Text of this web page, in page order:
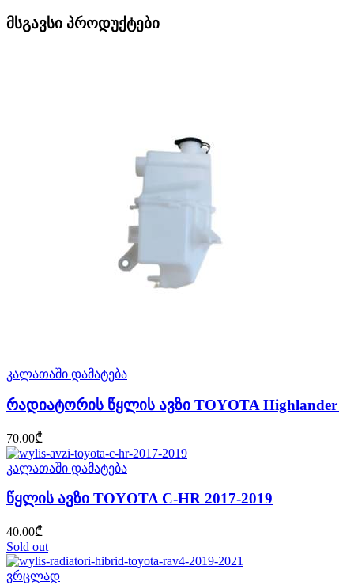
C-
HR
მსგავსი პროდუქტები
კალათაში დამატება
რადიატორის წყლის ავზი TOYOTA Highlander
70.00₾
კალათაში დამატება
წყლის ავზი TOYOTA C-HR 2017-2019
40.00₾
Sold out
ვრცლად